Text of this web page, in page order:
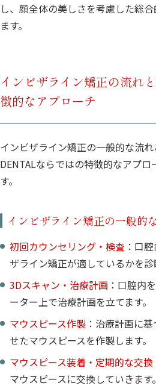
し、顔全体の美しさを考慮した総
ます。
インビザライン矯正の流れ
徴的なアプローチ
インビザライン矯正の一般的な流れ
DENTALならではの特徴的なアプ
す。
インビザライン矯正の一般的
初回カウンセリング・検査 ：口
ザライン矯正が適しているかを診
3Dスキャン・治療計画 ：口腔内
ーター上で治療計画を立てます。
マウスピース作製 ：治療計画に
せたマウスピースを作製します。
マウスピース装着・定期的な交換
マウスピースに交換していきます。